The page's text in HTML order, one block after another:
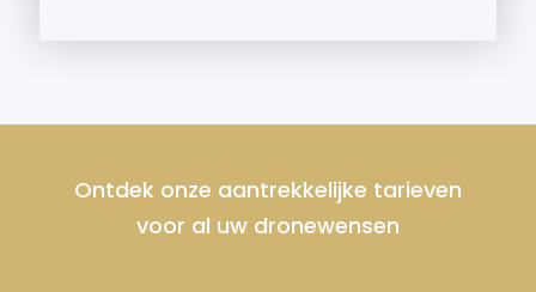
Ontdek onze aantrekkelijke tarieven
voor al uw dronewensen